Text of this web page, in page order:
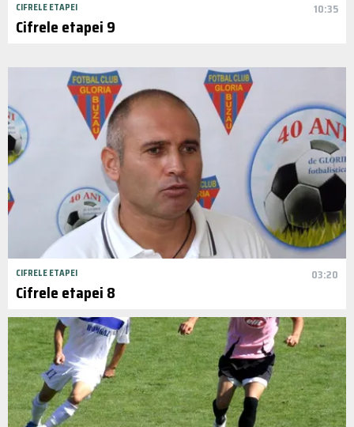
CIFRELE ETAPEI 10:35
Cifrele etapei 9
CIFRELE ETAPEI 03:20
Cifrele etapei 8